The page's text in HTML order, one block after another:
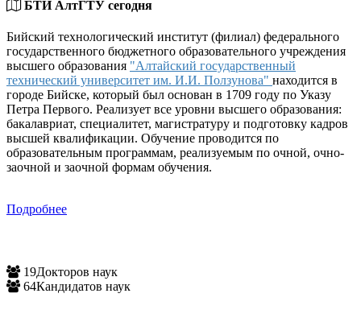
БТИ АлтГТУ сегодня
Бийский технологический институт (филиал) федерального
государственного бюджетного образовательного учреждения
высшего образования "Алтайский государственный
технический университет им. И.И. Ползунова" находится в
городе Бийске, который был основан в 1709 году по Указу
Петра Первого. Реализует все уровни высшего образования:
бакалавриат, специалитет, магистратуру и подготовку кадров
высшей квалификации. Обучение проводится по
образовательным программам, реализуемым по очной, очно-
заочной и заочной формам обучения.
Подробнее
19Докторов наук
64Кандидатов наук